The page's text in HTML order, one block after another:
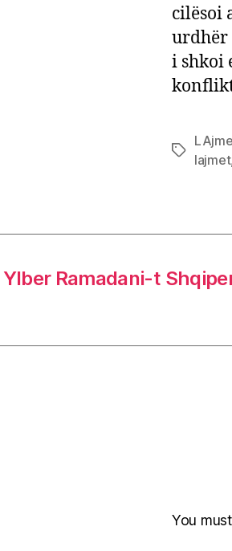
cilësoi
urdhër
i shkoi
Tags
LAjme
lajmet
Ylber Ramadani-t
You